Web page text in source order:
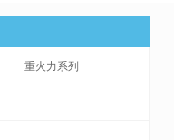
重火力系列